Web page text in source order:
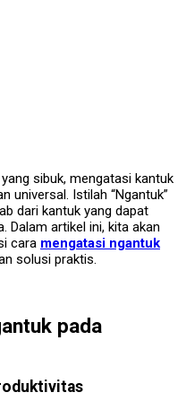
sibuk, mengatasi kantuk
universal. Istilah “Ngantuk”
dari kantuk yang dapat
Dalam artikel ini, kita akan
cara mengatasi ngantuk
solusi praktis.
pada